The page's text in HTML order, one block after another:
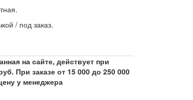
/ под заказ.
на сайте, действует при
При заказе от 15 000 до 250 000
у менеджера